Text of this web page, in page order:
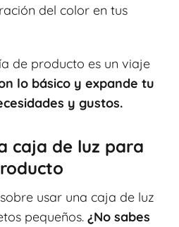
del color en tus
de producto es un viaje
lo básico y expande tu
y gustos.
caja de luz para
usar una caja de luz
pequeños. ¿No sabes